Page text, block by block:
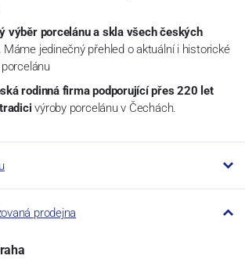
výběr porcelánu a skla všech českých
Máme jedinečný přehled o aktuální i historické
rodinná firma podporující přes 220 let
výroby porcelánu v Čechách.
prodejna